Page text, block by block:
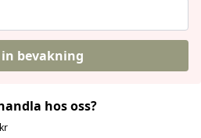
in bevakning
hos oss?